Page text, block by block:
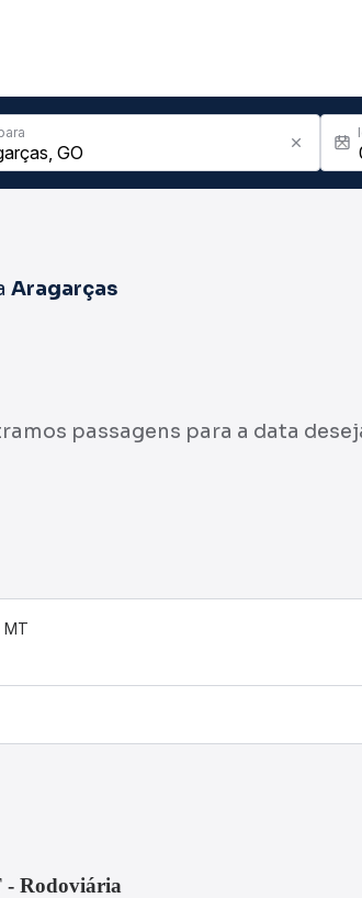
Aragarças
passagens para a data
MT
- Rodoviária